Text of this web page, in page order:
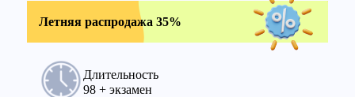
Летняя распродажа 35%
Длительность
98 + экзамен